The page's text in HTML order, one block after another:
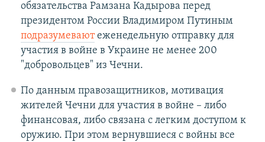
обязательства Рамзана Кадырова перед
президентом России Владимиром Путиным
подразумеваютеженедельную отправку для
участия в войне в Украине не менее 200
"добровольцев" из Чечни.
По данным правозащитников, мотивация
жителей Чечни для участия в войне – либо
финансовая, либо связана с легким доступом к
оружию. При этом вернувшиеся с войны все